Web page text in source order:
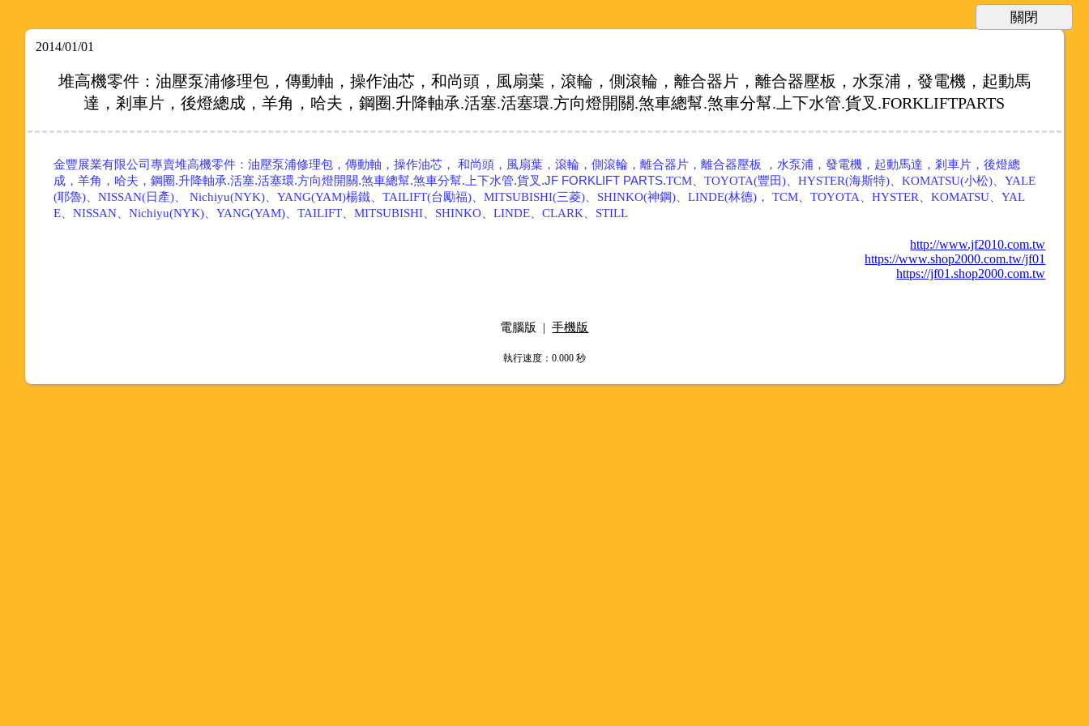
2014/01/01
堆高機零件：油壓泵浦修理包，傳動軸，操作油芯，和尚頭，風扇葉，滾輪，側滾輪，離合器片，離合器壓板，水泵浦，發電機，起動馬
達，剎車片，後燈總成，羊角，哈夫，鋼圈.升降軸承.活塞.活塞環.方向燈開關.煞車總幫.煞車分幫.上下水管.貨叉.FORKLIFTPARTS
金豐展業有限公司專賣堆高機零件：油壓泵浦修理包，傳動軸，操作油芯， 和尚頭，風扇葉，滾輪，側滾輪，離合器片，離合器壓板 ，水泵浦，發電機，起動馬達，剎車片，後燈總
成，羊角，哈夫，鋼圈.升降軸承.活塞.活塞環.方向燈開關.煞車總幫.煞車分幫.上下水管.貨叉.JF FORKLIFT PARTS.TCM、TOYOTA(豐田)、HYSTER(海斯特)、KOMATSU(小松)、YALE
(耶魯)、NISSAN(日產)、 Nichiyu(NYK)、YANG(YAM)楊鐵、TAILIFT(台勵福)、MITSUBISHI(三菱)、SHINKO(神鋼)、LINDE(林德)， TCM、TOYOTA、HYSTER、KOMATSU、YAL
E、NISSAN、Nichiyu(NYK)、YANG(YAM)、TAILIFT、MITSUBISHI、SHINKO、LINDE、CLARK、STILL
http://www.jf2010.com.tw
https://www.shop2000.com.tw/jf01
https://jf01.shop2000.com.tw
電腦版 |手機版
執行速度：0.000 秒